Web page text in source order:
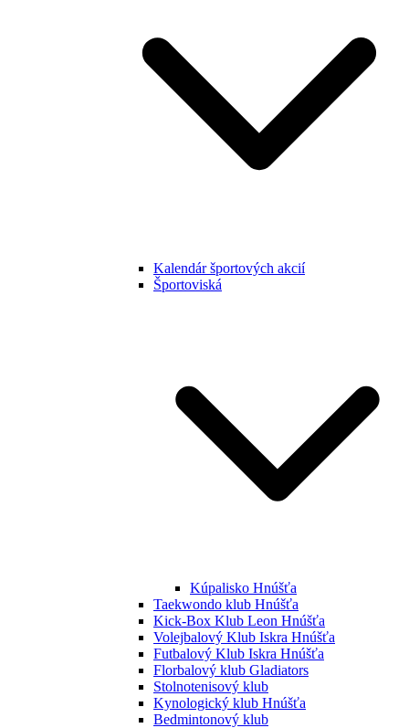
Kalendár športových akcií
Športoviská
Kúpalisko Hnúšťa
Taekwondo klub Hnúšťa
Kick-Box Klub Leon Hnúšťa
Volejbalový Klub Iskra Hnúšťa
Futbalový Klub Iskra Hnúšťa
Florbalový klub Gladiators
Stolnotenisový klub
Kynologický klub Hnúšťa
Bedmintonový klub